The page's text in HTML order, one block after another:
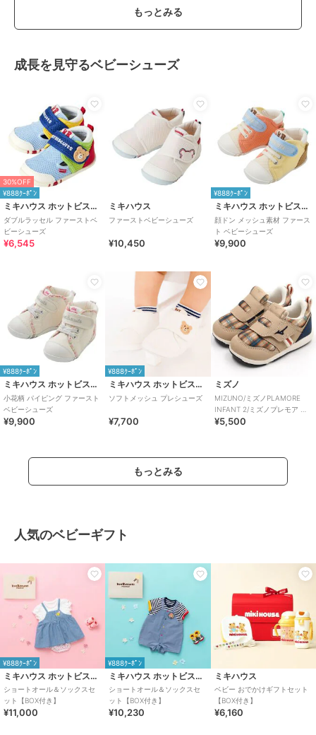
もっとみる
成長を見守るベビーシューズ
30%OFF
¥888ｸｰﾎﾟﾝ
ミキハウス ホットビスケッツ
ダブルラッセル ファーストベ
ビーシューズ
¥6,545
ミキハウス
ファーストベビーシューズ
¥10,450
¥888ｸｰﾎﾟﾝ
ミキハウス ホットビスケッツ
顔ドン メッシュ素材 ファース
ト ベビーシューズ
¥9,900
¥888ｸｰﾎﾟﾝ
ミキハウス ホットビスケッツ
小花柄 パイピング ファースト
ベビーシューズ
¥9,900
¥888ｸｰﾎﾟﾝ
ミキハウス ホットビスケッツ
ソフトメッシュ プレシューズ
¥7,700
ミズノ
MIZUNO/ミズノPLAMORE
INFANT 2/ミズノプレモア イ
ンファント2
¥5,500
もっとみる
人気のベビーギフト
¥888ｸｰﾎﾟﾝ
ミキハウス ホットビスケッツ
ショートオール＆ソックスセ
ット【BOX付き】
¥11,000
¥888ｸｰﾎﾟﾝ
ミキハウス ホットビスケッツ
ショートオール＆ソックスセ
ット【BOX付き】
¥10,230
ミキハウス
ベビー おでかけギフトセット
【BOX付き】
¥6,160